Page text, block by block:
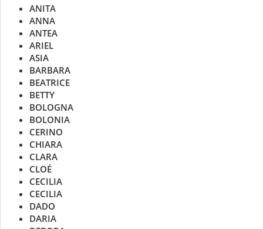
ANITA
ANNA
ANTEA
ARIEL
ASIA
BARBARA
BEATRICE
BETTY
BOLOGNA
BOLONIA
CERINO
CHIARA
CLARA
CLOÉ
CECILIA
CECILIA
DADO
DARIA